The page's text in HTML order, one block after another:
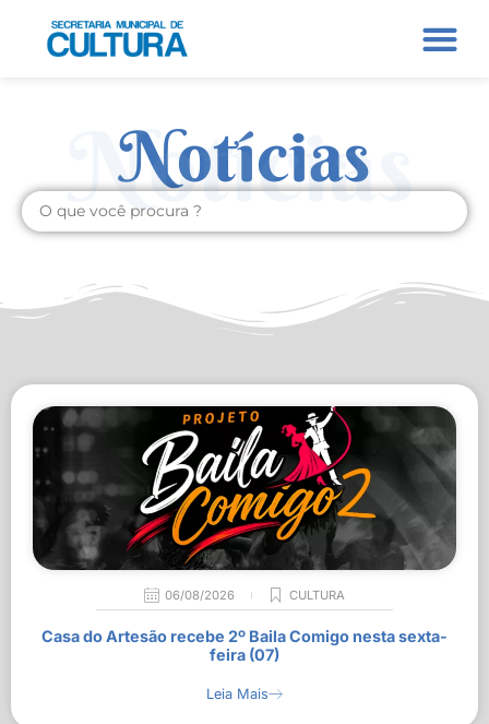
Notícias
Notícias
06/08/2026 CULTURA
Casa do Artesão recebe 2º Baila Comigo nesta sexta-
feira (07)
Leia Mais